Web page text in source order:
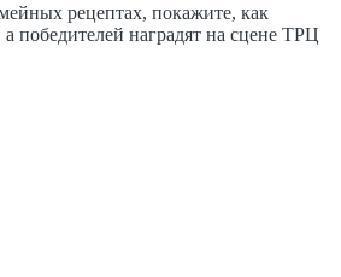
рецептах, покажите, как
победителей наградят на сцене ТРЦ